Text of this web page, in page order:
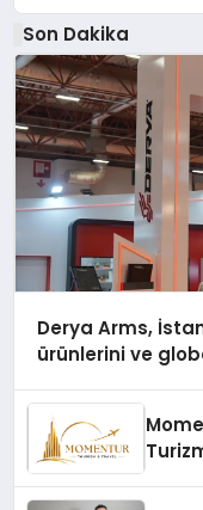
Son Dakika
Derya Arms,
ürünlerini ve